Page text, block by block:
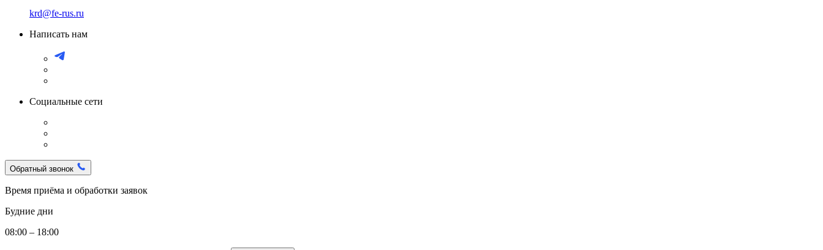
krd@fe-rus.ru
Написать нам
Социальные сети
Обратный звонок
Время приёма и обработки заявок
Будние дни
08:00 – 18:00